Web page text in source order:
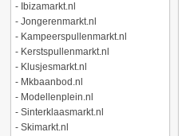
- Ibizamarkt.nl
- Jongerenmarkt.nl
- Kampeerspullenmarkt.nl
- Kerstspullenmarkt.nl
- Klusjesmarkt.nl
- Mkbaanbod.nl
- Modellenplein.nl
- Sinterklaasmarkt.nl
- Skimarkt.nl